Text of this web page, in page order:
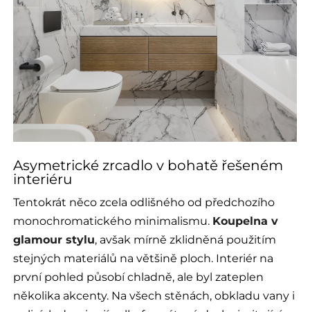
Asymetrické zrcadlo v bohatě řešeném
interiéru
Tentokrát něco zcela odlišného od předchozího
monochromatického minimalismu. Koupelna v
glamour stylu, avšak mírně zklidněná použitím
stejných materiálů na většině ploch. Interiér na
první pohled působí chladně, ale byl zateplen
několika akcenty. Na všech stěnách, obkladu vany i